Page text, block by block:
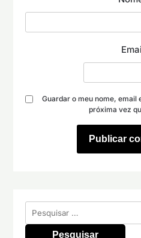
Guardar o meu nome, email
próxima vez
Pesquisar
por: